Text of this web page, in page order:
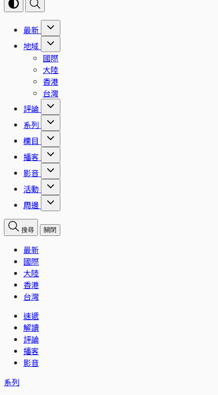
最新
地域
國際
大陸
香港
台灣
評論
系列
欄目
播客
影音
活動
周邊
搜尋 關閉
最新
國際
大陸
香港
台灣
速遞
解讀
評論
播客
影音
系列